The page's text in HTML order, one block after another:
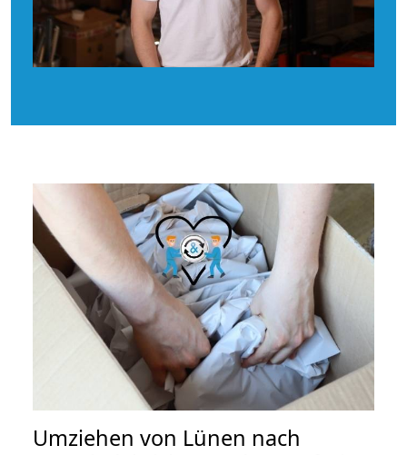
Umziehen von Lünen nach